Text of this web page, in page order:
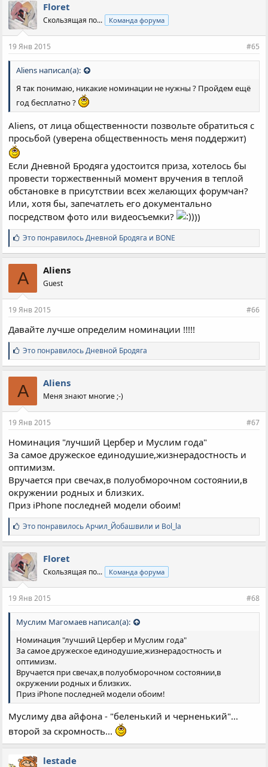
Floret
Скользящая по... Команда форума
19 Янв 2015 #65
Aliens написал(а):
Я так понимаю, никакие номинации не нужны ? Пройдем ещё
год бесплатно ?
Aliens, от лица общественности позвольте обратиться с
просьбой (уверена общественность меня поддержит)
Если Дневной Бродяга удостоится приза, хотелось бы
провести торжественный момент вручения в теплой
обстановке в присутствии всех желающих форумчан?
Или, хотя бы, запечатлеть его документально
посредством фото или видеосъемки?
))
С
и
м
п
а
т
и
:
Это понравилосьДневной Бродяга и BONE
A Aliens
Guest
19 Янв 2015 #66
Давайте лучше определим номинации !!!!!
С
и
м
п
а
т
и
:
Это понравилосьДневной Бродяга
A Aliens
Меня знают многие ;-)
19 Янв 2015 #67
Номинация "лучший Цербер и Муслим года"
За самое дружеское единодушие,жизнерадостность и
оптимизм.
Вручается при свечах,в полуобморочном состоянии,в
окружении родных и близких.
Приз iPhone последней модели обоим!
С
и
м
п
а
т
и
:
Это понравилосьАрчил_Йобашвили и Bol_la
Floret
Скользящая по... Команда форума
19 Янв 2015 #68
Муслим Магомаев написал(а):
Номинация "лучший Цербер и Муслим года"
За самое дружеское единодушие,жизнерадостность и
оптимизм.
Вручается при свечах,в полуобморочном состоянии,в
окружении родных и близких.
Приз iPhone последней модели обоим!
Муслиму два айфона - "беленький и черненький"...
второй за скромность...
lestade